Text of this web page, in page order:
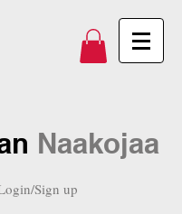
Naakojaa
Sign up